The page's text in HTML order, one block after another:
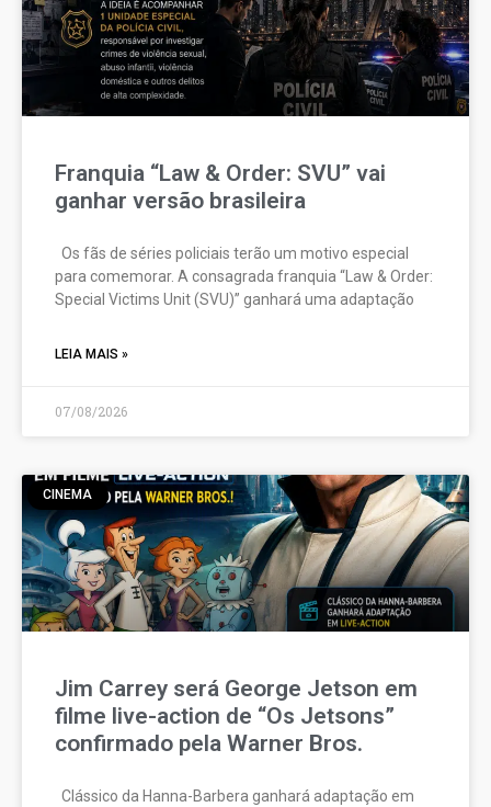
Franquia “Law & Order: SVU” vai
ganhar versão brasileira
Os fãs de séries policiais terão um motivo especial
para comemorar. A consagrada franquia “Law & Order:
Special Victims Unit (SVU)” ganhará uma adaptação
LEIA MAIS »
07/08/2026
CINEMA
Jim Carrey será George Jetson em
filme live-action de “Os Jetsons”
confirmado pela Warner Bros.
Clássico da Hanna-Barbera ganhará adaptação em